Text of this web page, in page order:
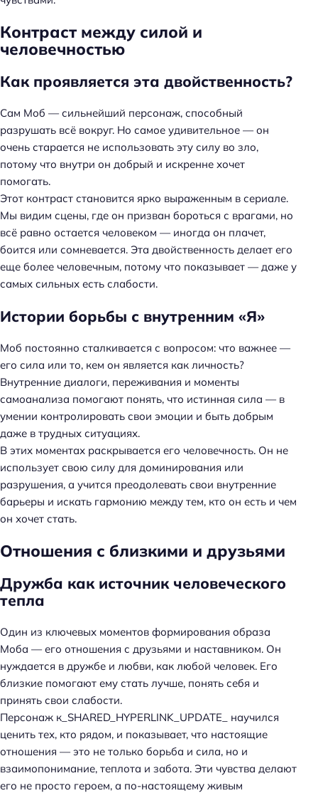
Контраст между силой и
человечностью
Как проявляется эта двойственность?
Сам Моб — сильнейший персонаж, способный
разрушать всё вокруг. Но самое удивительное — он
очень старается не использовать эту силу во зло,
потому что внутри он добрый и искренне хочет
помогать.
Этот контраст становится ярко выраженным в сериале.
Мы видим сцены, где он призван бороться с врагами, но
всё равно остается человеком — иногда он плачет,
боится или сомневается. Эта двойственность делает его
еще более человечным, потому что показывает — даже у
самых сильных есть слабости.
Истории борьбы с внутренним «Я»
Моб постоянно сталкивается с вопросом: что важнее —
его сила или то, кем он является как личность?
Внутренние диалоги, переживания и моменты
самоанализа помогают понять, что истинная сила — в
умении контролировать свои эмоции и быть добрым
даже в трудных ситуациях.
В этих моментах раскрывается его человечность. Он не
использует свою силу для доминирования или
разрушения, а учится преодолевать свои внутренние
барьеры и искать гармонию между тем, кто он есть и чем
он хочет стать.
Отношения с близкими и друзьями
Дружба как источник человеческого
тепла
Один из ключевых моментов формирования образа
Моба — его отношения с друзьями и наставником. Он
нуждается в дружбе и любви, как любой человек. Его
близкие помогают ему стать лучше, понять себя и
принять свои слабости.
Персонаж к_SHARED_HYPERLINK_UPDATE_ научился
ценить тех, кто рядом, и показывает, что настоящие
отношения — это не только борьба и сила, но и
взаимопонимание, теплота и забота. Эти чувства делают
его не просто героем, а по-настоящему живым